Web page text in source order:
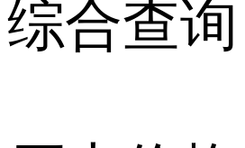
综合查